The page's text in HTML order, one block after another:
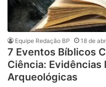
Equipe Redação BP 18 de
7 Eventos Bíblicos
Ciência: Evidências
Arqueológicas